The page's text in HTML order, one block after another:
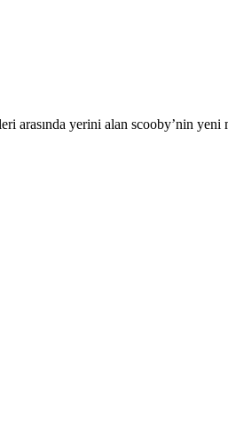
arasında yerini alan scooby’nin yeni